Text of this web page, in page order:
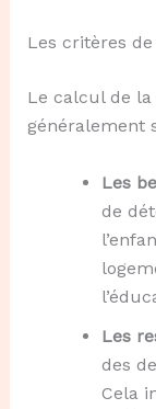
Les critères
Le calcul de la
généralement
Les
de
Les
des
Cela